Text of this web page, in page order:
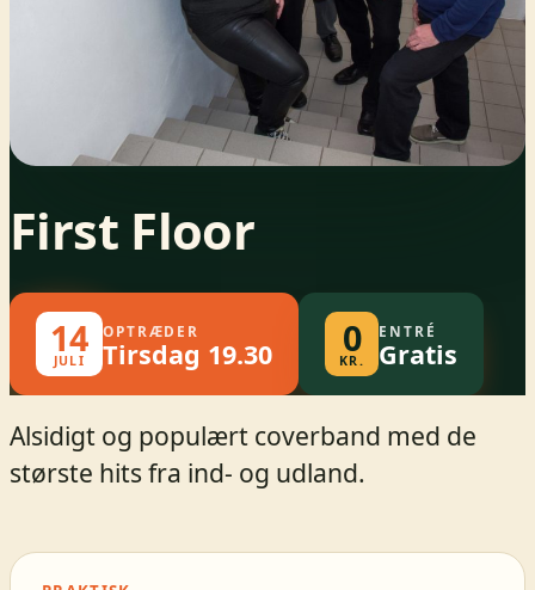
First Floor
14
JULI
OPTRÆDER
Tirsdag 19.30 0
KR.
ENTRÉ
Gratis
Alsidigt og populært coverband med de
største hits fra ind- og udland.